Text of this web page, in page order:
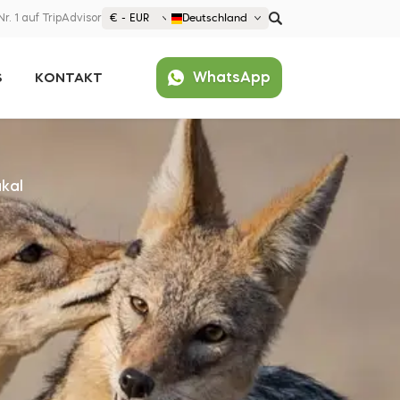
Nr. 1 auf TripAdvisor € - EUR Deutschland
Nederland (Nederlands)
España (Español)
Americas
Argentina (Español)
Brazil (Português)
United States (English)
Asia
Japan (Japanese)
Europe
Croatia (Hrvatski)
KONTAKT WhatsApp